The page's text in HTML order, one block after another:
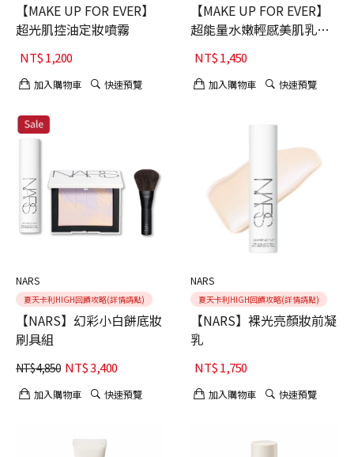
【MAKE UP FOR EVER】
超光肌控油定妝噴霧
NT$1,200
加入購物車 快速預覽
【MAKE UP FOR EVER】
超能量水嫩輕感美肌乳
30ml
NT$1,450
加入購物車 快速預覽
NARS
夏天卡利HIGH回饋攻略(詳情請點)
【NARS】幻彩小白餅底妝
刷具組
NT$4,850 NT$3,400
加入購物車 快速預覽
NARS
夏天卡利HIGH回饋攻略(詳情請點)
【NARS】裸光亮顏妝前凝
乳
NT$1,750
加入購物車 快速預覽